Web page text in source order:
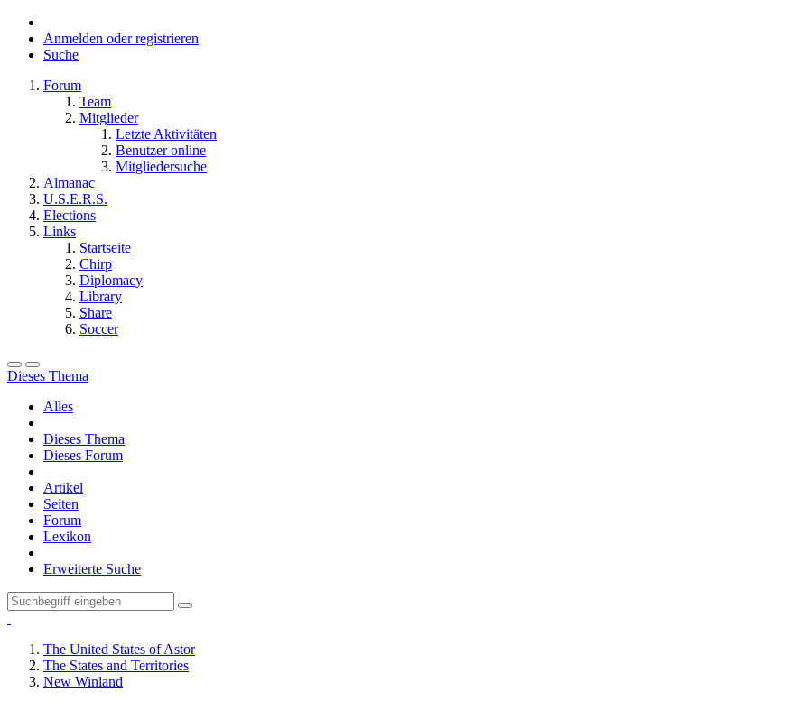
Anmelden oder registrieren
Suche
Forum
Team
Mitglieder
Letzte Aktivitäten
Benutzer online
Mitgliedersuche
Almanac
U.S.E.R.S.
Elections
Links
Startseite
Chirp
Diplomacy
Library
Share
Soccer
Dieses Thema
Alles
Dieses Thema
Dieses Forum
Artikel
Seiten
Forum
Lexikon
Erweiterte Suche
The United States of Astor
The States and Territories
New Winland